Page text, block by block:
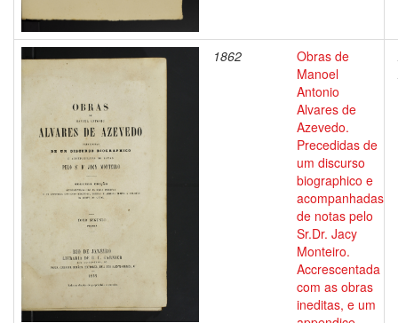
1862
Obras de
Manoel
Antonio
Alvares de
Azevedo.
Precedidas de
um discurso
biographico e
acompanhadas
de notas pelo
Sr.Dr. Jacy
Monteiro.
Accrescentada
com as obras
ineditas, e um